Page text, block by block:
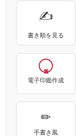
✍
書き順を見る
電子印鑑作成
✏
手書き風